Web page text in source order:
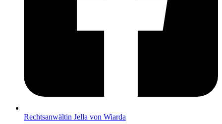
Rechtsanwältin Jella von Wiarda